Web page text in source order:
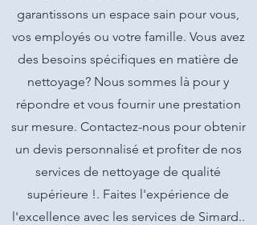
garantissons un espace sain pour vous,
vos employés ou votre famille. Vous avez
des besoins spécifiques en matière de
nettoyage? Nous sommes là pour y
répondre et vous fournir une prestation
sur mesure. Contactez-nous pour obtenir
un devis personnalisé et profiter de nos
services de nettoyage de qualité
supérieure !. Faites l'expérience de
l'excellence avec les services de Simard..